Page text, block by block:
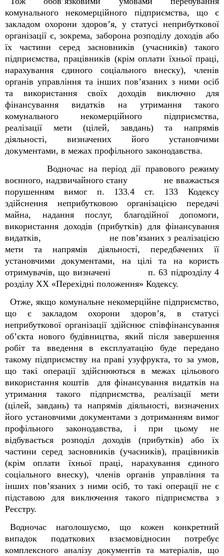
комунального некомерційного підприємства, що є
закладом охорони здоров’я, устатусі неприбуткової
організації є, зокрема, заборона розподілу доходів або
їхчастини середзасновників (учасників)такого
підприємства, працівників (крімоплати їхньої праці,
нарахування єдиного соціальноговнеску), членів
органів управління та іншихпов’язаних з нимиосіб
та використання своїх доходів виключно для
фінансування видатків на утримання такого
комунального некомерційного підприємства,
реалізації мети(цілей, завдань) танапрямів
діяльності, визначених його установчими
документами, в межах профільного законодавства.
Водночас на період дії правового режиму
воєнного, надзвичайного стану не вважається
порушенням вимог п. 133.4 ст. 133 Кодексу
здійснення неприбутковою організацією передачі
майна, надання послуг, благодійної допомоги,
використання доходів (прибутків) для фінансування
видатків, не пов’язаних з реалізацією
мети та напрямів діяльності, передбачених її
установчими документами, на цілі та на користь
отримувачів, що визначені п. 63 підрозділу 4
розділу ХХ «Перехідні положення» Кодексу.
Отже, якщо комунальне некомерційне підприємство,
що є закладом охорони здоров’я,
в статусі
неприбуткової організації здійснює співфінансування
об’єктанового будівництва, який післязавершення
робіт та введення в експлуатацію буде передано
такому підприємству на праві узуфрукта, то за умов,
що такі операції здійснюються в межах цільового
використання коштів дляфінансування видатківна
утримання такого підприємства, реалізації мети
(цілей,завдань) та напрямів діяльності,визначених
його установчими документами з дотриманням вимог
профільного законодавства, і при цьому не
відбувається розподіл доходів (прибутків)абоїх
частини серед засновників (учасників), працівників
(крімоплати їхньої праці, нарахуванняєдиного
соціальноговнеску), членів органів управліннята
іншихпов’язаних з нимиосіб, то такі операції не є
підставою для виключення такого підприємства з
Реєстру.
Водночас наголошуємо, що кожен конкретний
випадок податкових взаємовідносин потребує
комплексного аналізу документів та матеріалів, що